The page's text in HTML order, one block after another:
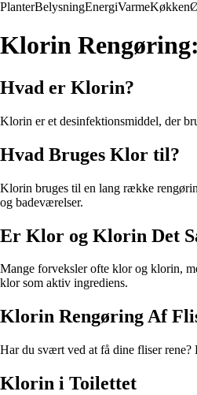
PlanterBelysningEnergiVarmeKøkken
Klorin
Hvad er Klorin?
Klorin er et desinfektionsmiddel, der
Hvad Bruges Klor til?
Klorin bruges til en lang række
og badeværelser.
Er Klor og Klorin Det
Mange forveksler ofte klor og klorin,
klor som aktiv ingrediens.
Klorin Rengøring Af
Har du svært ved at få dine fliser
Klorin i Toilettet